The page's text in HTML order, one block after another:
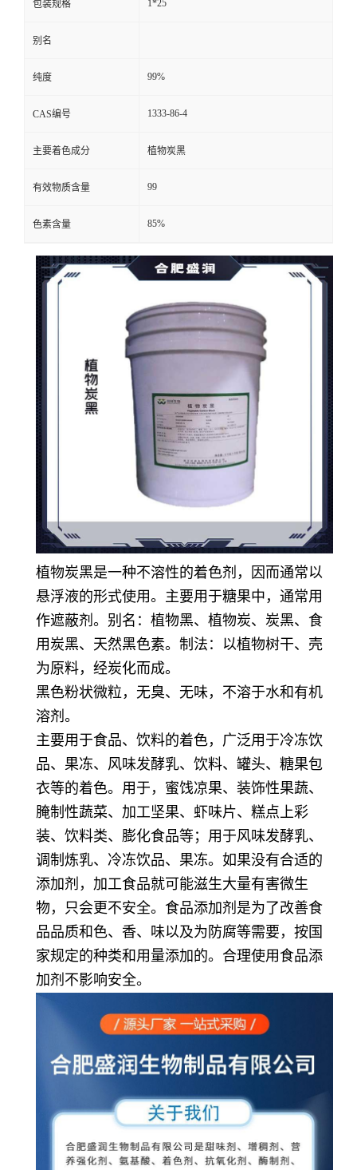
包装规格 1*25
别名
纯度 99%
CAS编号 1333-86-4
主要着色成分 植物炭黑
有效物质含量 99
色素含量 85%
植物炭黑是一种不溶性的着色剂，因而通常以
悬浮液的形式使用。主要用于糖果中，通常用
作遮蔽剂。别名：植物黑、植物炭、炭黑、食
用炭黑、天然黑色素。制法：以植物树干、壳
为原料，经炭化而成。
黑色粉状微粒，无臭、无味，不溶于水和有机
溶剂。
主要用于食品、饮料的着色，广泛用于冷冻饮
品、果冻、风味发酵乳、饮料、罐头、糖果包
衣等的着色。用于，蜜饯凉果、装饰性果蔬、
腌制性蔬菜、加工坚果、虾味片、糕点上彩
装、饮料类、膨化食品等；用于风味发酵乳、
调制炼乳、冷冻饮品、果冻。如果没有合适的
添加剂，加工食品就可能滋生大量有害微生
物，只会更不安全。食品添加剂是为了改善食
品品质和色、香、味以及为防腐等需要，按国
家规定的种类和用量添加的。合理使用食品添
加剂不影响安全。